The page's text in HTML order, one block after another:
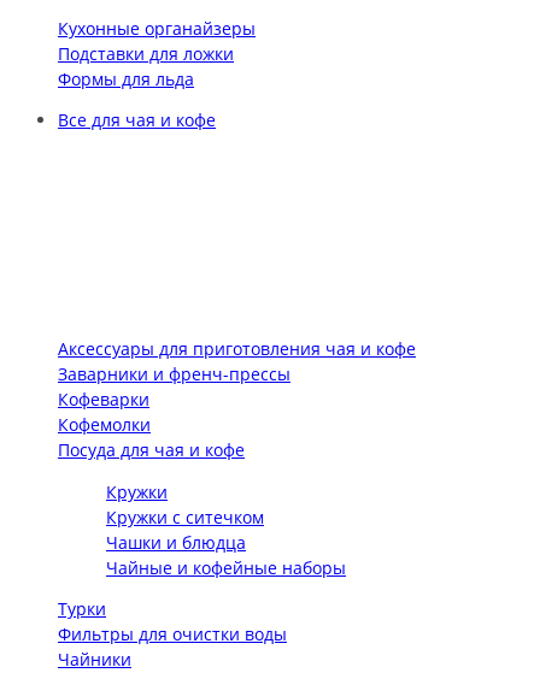
Кухонные органайзеры
Подставки для ложки
Формы для льда
Все для чая и кофе
Аксессуары для приготовления чая и кофе
Заварники и френч-прессы
Кофеварки
Кофемолки
Посуда для чая и кофе
Кружки
Кружки с ситечком
Чашки и блюдца
Чайные и кофейные наборы
Турки
Фильтры для очистки воды
Чайники